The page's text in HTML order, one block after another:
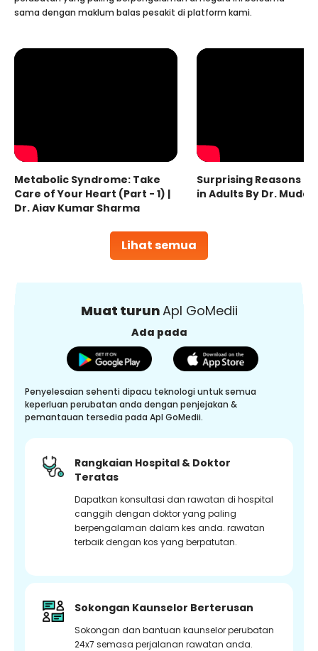
Lihat semua
sama dengan maklum balas pesakit di platform kami.
Metabolic Syndrome: Take
Care of Your Heart (Part - 1) |
Dr. Ajay Kumar Sharma
Surprising Reasons
in Adults By Dr.
Muat turunApl GoMedii
Ada pada
Penyelesaian sehenti dipacu teknologi untuk semua
keperluan perubatan anda dengan penjejakan &
pemantauan tersedia pada Apl GoMedii.
Rangkaian Hospital & Doktor
Teratas
Dapatkan konsultasi dan rawatan di hospital
canggih dengan doktor yang paling
berpengalaman dalam kes anda. rawatan
terbaik dengan kos yang berpatutan.
Sokongan Kaunselor Berterusan
Sokongan dan bantuan kaunselor perubatan
24x7 semasa perjalanan rawatan anda.